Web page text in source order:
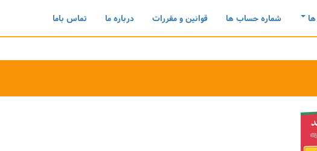
شماره حساب ها قوانین و مقررات درباره ما تماس باما